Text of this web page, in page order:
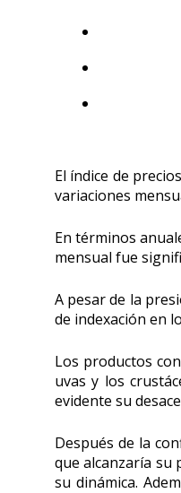
El índice de
variaciones
En términos
mensual fue
A pesar de la
de indexación en
Los productos
uvas y los
evidente su
Después de la
que alcanzaría su
su dinámica.